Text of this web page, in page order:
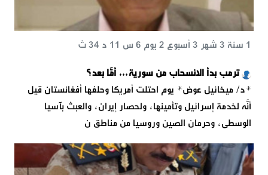
ترمب بدأ الانسحاب من سورية… أمَّا بعد؟
1 سنة 3 شهر 3 أسبوع 2 يوم 6 س 11 د 34 ث
*د/ ميخائيل عوض* يوم احتلت أمريكا وحلفها أفغانستان قيل
أنَّه لخدمة إسرائيل وتأمينها، ولحصار إيران، والعبث بآسيا
الوسطى، وحرمان الصين وروسيا من مناطق ن